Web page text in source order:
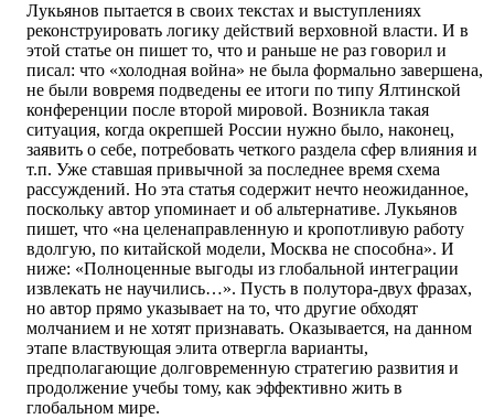
Лукьянов пытается в своих текстах и выступлениях
реконструировать логику действий верховной власти. И в
этой статье он пишет то, что и раньше не раз говорил и
писал: что «холодная война» не была формально завершена,
не были вовремя подведены ее итоги по типу Ялтинской
конференции после второй мировой. Возникла такая
ситуация, когда окрепшей России нужно было, наконец,
заявить о себе, потребовать четкого раздела сфер влияния и
т.п. Уже ставшая привычной за последнее время схема
рассуждений. Но эта статья содержит нечто неожиданное,
поскольку автор упоминает и об альтернативе. Лукьянов
пишет, что «на целенаправленную и кропотливую работу
вдолгую, по китайской модели, Москва не способна». И
ниже: «Полноценные выгоды из глобальной интеграции
извлекать не научились…». Пусть в полутора-двух фразах,
но автор прямо указывает на то, что другие обходят
молчанием и не хотят признавать. Оказывается, на данном
этапе властвующая элита отвергла варианты,
предполагающие долговременную стратегию развития и
продолжение учебы тому, как эффективно жить в
глобальном мире.